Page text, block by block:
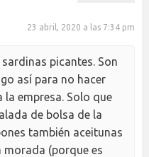
23 abril, 2020 a las 7:34 pm
picantes. Son
así para no hacer
empresa. Solo que
de bolsa de la
también aceitunas
morada (porque es